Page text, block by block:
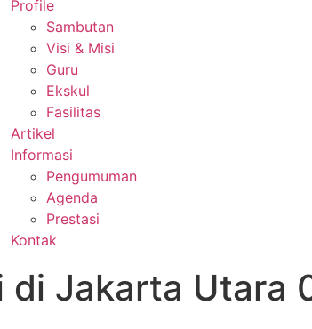
Profile
Sambutan
Visi & Misi
Guru
Ekskul
Fasilitas
Artikel
Informasi
Pengumuman
Agenda
Prestasi
Kontak
di Jakarta Utara